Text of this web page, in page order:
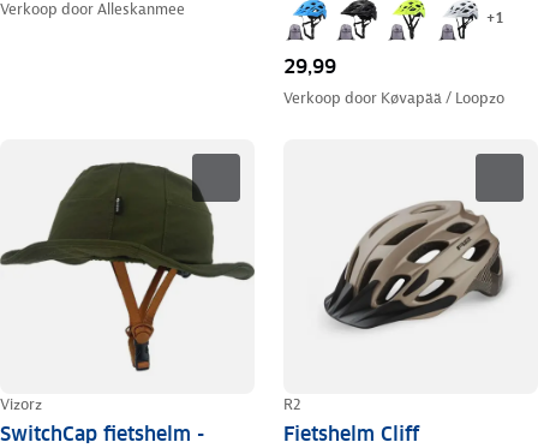
Verkoop doorAlleskanmee +1
29,99
Verkoop door Køvapää / Loopzo
Vizorz
SwitchCap fietshelm -
R2
Fietshelm Cliff